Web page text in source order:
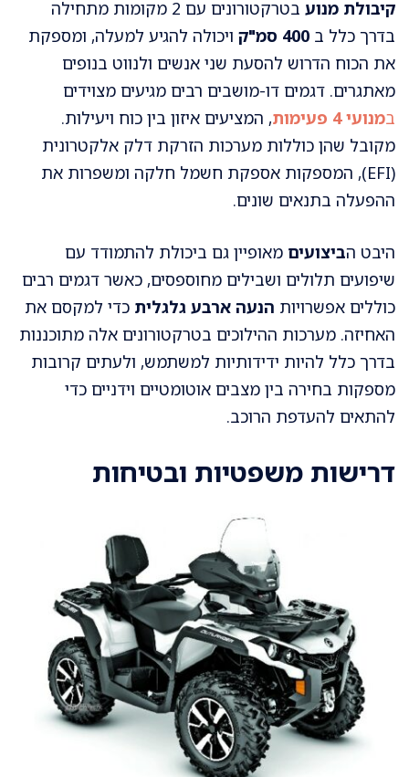
קיבולת מנוע
בטרקטורונים עם 2 מקומות מתחילה
בדרך כלל ב 400 סמ"ק
ויכולה להגיע למעלה, ומספקת
את הכוח הדרוש להסעת שני אנשים ולנווט בנופים
מאתגרים. דגמים דו-מושבים רבים מגיעים מצוידים
במנועי 4 פעימות
, המציעים איזון בין כוח ויעילות.
מקובל שהן כוללות מערכות הזרקת דלק אלקטרונית
(EFI), המספקות אספקת חשמל חלקה ומשפרות את
ההפעלה בתנאים שונים.
היבט הביצועים מאופיין גם ביכולת להתמודד עם
שיפועים תלולים ושבילים מחוספסים, כאשר דגמים רבים
כוללים אפשרויות הנעה ארבע גלגלית כדי למקסם את
האחיזה. מערכות ההילוכים בטרקטורונים אלה מתוכננות
בדרך כלל להיות ידידותיות למשתמש, ולעתים קרובות
מספקות בחירה בין מצבים אוטומטיים וידניים כדי
להתאים להעדפת הרוכב.
דרישות משפטיות ובטיחות